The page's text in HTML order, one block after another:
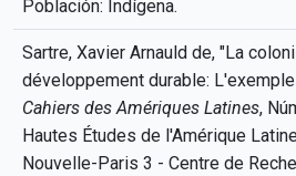
Población: Indígena.
Sartre, Xavier Arnauld de, "La
développement durable:
Cahiers des Amériques Latines,
Hautes Études de l'Amérique
Nouvelle-Paris 3 - Centre de